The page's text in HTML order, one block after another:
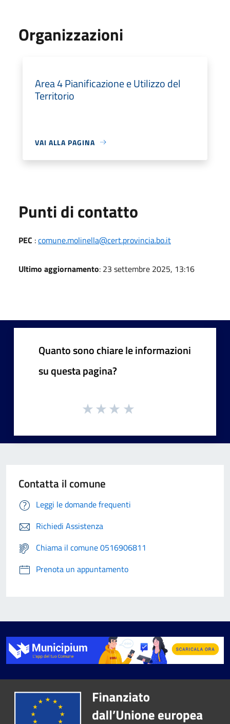
Organizzazioni
Area 4 Pianificazione e Utilizzo del
Territorio
VAI ALLA PAGINA
Punti di contatto
PEC :comune.molinella@cert.provincia.bo.it
Ultimo aggiornamento: 23 settembre 2025, 13:16
Quanto sono chiare le informazioni
su questa pagina?
Contatta il comune
Leggi le domande frequenti
Richiedi Assistenza
Chiama il comune 0516906811
Prenota un appuntamento